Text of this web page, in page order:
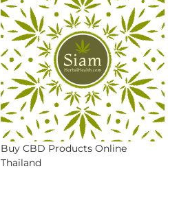
Buy CBD Products Online
Thailand